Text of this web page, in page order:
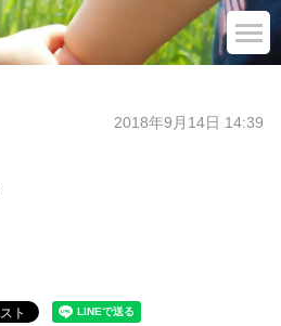
2018年9月14日 14:39